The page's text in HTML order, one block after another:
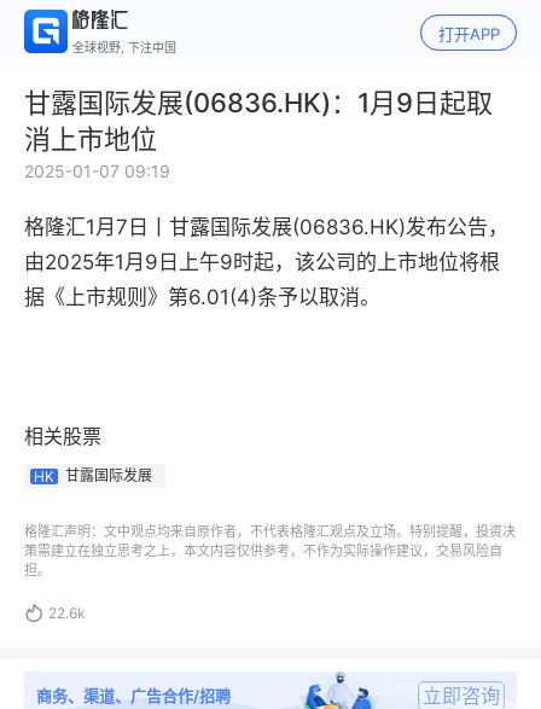
全球视野, 下注中国
打开APP
甘露国际发展(06836.HK)：1月9日起取
消上市地位
2025-01-07 09:19
格隆汇1月7日丨 甘露国际发展(06836.HK)发布公告，
由2025年1月9日上午9时起，该公司的上市地位将根
据《上市规则》第6.01(4)条予以取消。
相关股票
HK 甘露国际发展
格隆汇声明：文中观点均来自原作者，不代表格隆汇观点及立场。特别提醒，投资决
策需建立在独立思考之上，本文内容仅供参考，不作为实际操作建议，交易风险自
担。
 22.6k
商务、渠道、广告合作/招聘 立即咨询